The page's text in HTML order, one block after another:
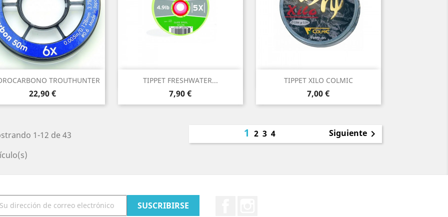
TROUTHUNTER
Precio
22,90 €
Vista rápida TIPPET FRESHWATER...
Precio
7,90 €
Vista rápida TIPPET XILO COLMIC
Precio
7,00 €
Vista rápida
1-12 de 43
1234 Siguiente